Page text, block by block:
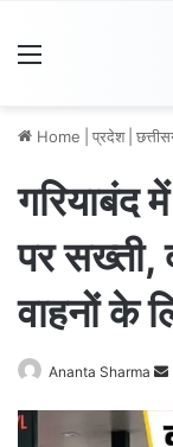
Home प्रदेश
गरियाबंद
पर सख्ती,
वाहनों के
Ananta Sharma